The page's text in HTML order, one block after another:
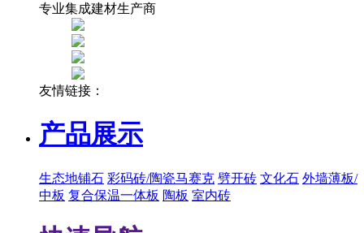
专业集成建材生产商
友情链接：
产品展示
生态地铺石 彩码砖/陶瓷马赛克 劈开砖 文化石 外墙薄板/
中板 复合保温一体板 陶板 室内砖